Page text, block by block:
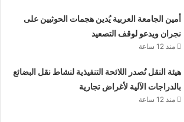
أمين الجامعة العربية يُدين هجمات الحوثيين على
نجران ويدعو لوقف التصعيد
منذ 12 ساعة
هيئة النقل تُصدر اللائحة التنفيذية لنشاط نقل البضائع
بالدراجات الآلية لأغراض تجارية
منذ 12 ساعة